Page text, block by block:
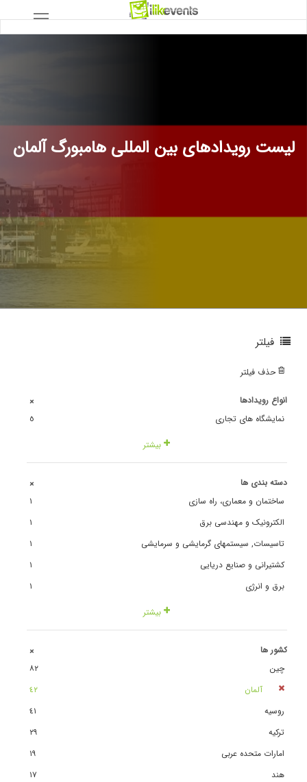
لیست رویدادهای بین المللی هامبورگ آلمان
فیلتر
حذف فیلتر
انواع رویدادها +
نمایشگاه های تجاری
٥
بیشتر
دسته بندی ها +
ساختمان و معماری، راه سازی
١
الکترونیک و مهندسی برق
١
تاسیسات, سیستمهای گرمایشی و سرمایشی
١
کشتیرانی و صنایع دریایی
١
برق و انرژی
١
بیشتر
کشور ها +
چین
٨٢
آلمان
٤٢
روسیه
٤١
ترکیه
٢٩
امارات متحده عربی
١٩
هند
١٧